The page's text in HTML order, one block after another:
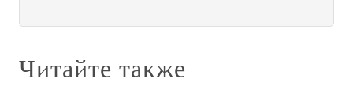
Читайте также